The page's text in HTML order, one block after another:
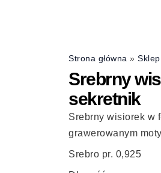
Strona główna » Sklep
Srebrny
sekretnik
Srebrny wisiorek w
grawerowanym
Srebro pr. 0,925